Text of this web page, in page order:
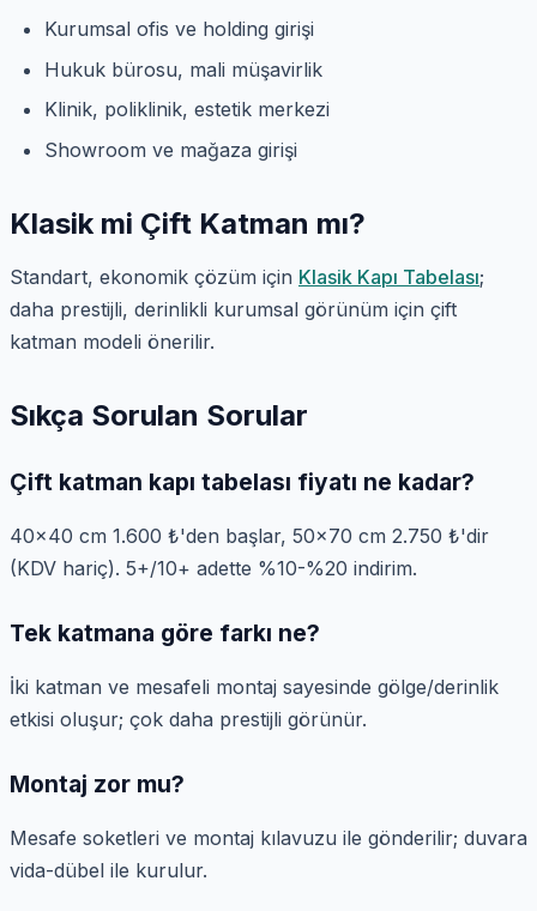
Kurumsal ofis ve holding girişi
Hukuk bürosu, mali müşavirlik
Klinik, poliklinik, estetik merkezi
Showroom ve mağaza girişi
Klasik mi Çift Katman mı?
Standart, ekonomik çözüm için Klasik Kapı Tabelası;
daha prestijli, derinlikli kurumsal görünüm için çift
katman modeli önerilir.
Sıkça Sorulan Sorular
Çift katman kapı tabelası fiyatı ne kadar?
40×40 cm 1.600 ₺'den başlar, 50×70 cm 2.750 ₺'dir
(KDV hariç). 5+/10+ adette %10-%20 indirim.
Tek katmana göre farkı ne?
İki katman ve mesafeli montaj sayesinde gölge/derinlik
etkisi oluşur; çok daha prestijli görünür.
Montaj zor mu?
Mesafe soketleri ve montaj kılavuzu ile gönderilir; duvara
vida-dübel ile kurulur.